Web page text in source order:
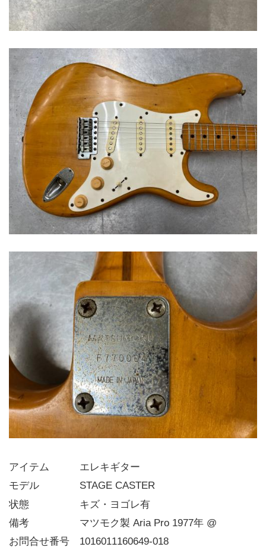
アイテム   エレキギター
モデル    STAGE CASTER
状態     キズ・ヨゴレ有
備考     マツモク製 Aria Pro 1977年 @
お問合せ番号 1016011160649-018